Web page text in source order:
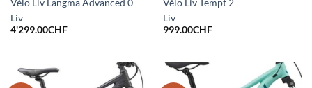
Vélo Liv Langma Advanced 0
Liv
4'299.00CHF
Vélo Liv Tempt 2
Liv
999.00CHF